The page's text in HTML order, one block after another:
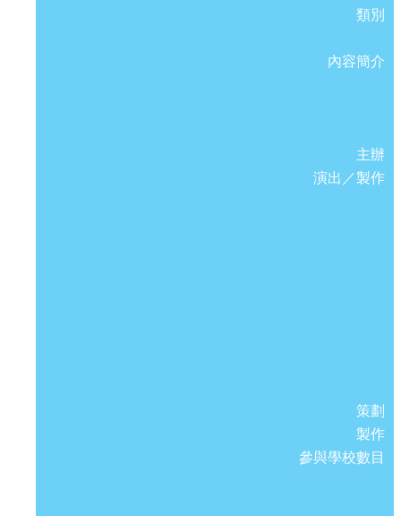
類別
內容簡介
主辦
演出／製作
策劃
製作
參與學校數目